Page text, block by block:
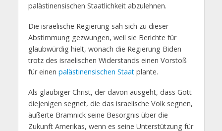
palästinensischen Staatlichkeit abzulehnen.
Die israelische Regierung sah sich zu dieser
Abstimmung gezwungen, weil sie Berichte für
glaubwürdig hielt, wonach die Regierung Biden
trotz des israelischen Widerstands einen Vorstoß
für einen palästinensischen Staatplante.
Als gläubiger Christ, der davon ausgeht, dass Gott
diejenigen segnet, die das israelische Volk segnen,
äußerte Bramnick seine Besorgnis über die
Zukunft Amerikas, wenn es seine Unterstützung für